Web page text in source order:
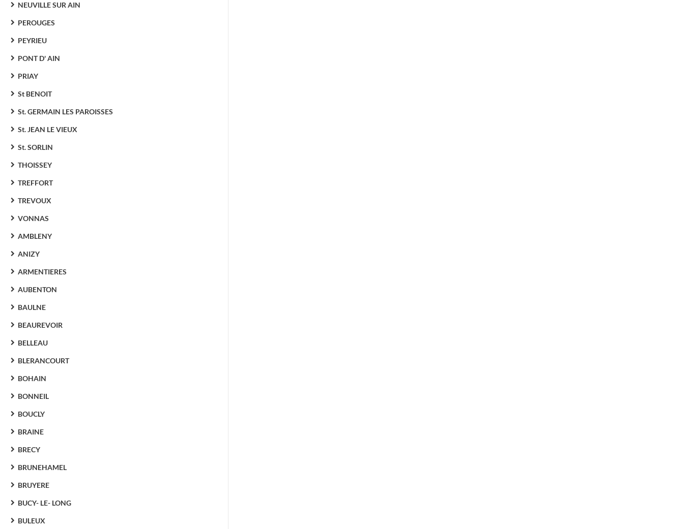
NEUVILLE SUR AIN
PEROUGES
PEYRIEU
PONT D' AIN
PRIAY
St BENOIT
St. GERMAIN LES PAROISSES
St. JEAN LE VIEUX
St. SORLIN
THOISSEY
TREFFORT
TREVOUX
VONNAS
AMBLENY
ANIZY
ARMENTIERES
AUBENTON
BAULNE
BEAUREVOIR
BELLEAU
BLERANCOURT
BOHAIN
BONNEIL
BOUCLY
BRAINE
BRECY
BRUNEHAMEL
BRUYERE
BUCY- LE- LONG
BULEUX